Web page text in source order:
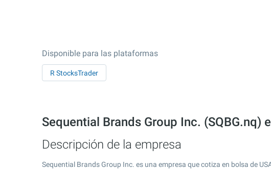
Disponible para las plataformas
R StocksTrader
Sequential Brands Group Inc. (SQBG.nq)
Descripción de la empresa
Sequential Brands Group Inc. es una empresa que cotiza en bolsa de